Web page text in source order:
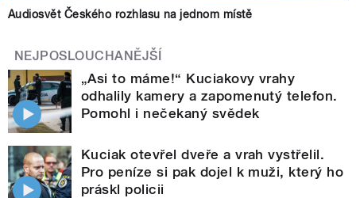
Audiosvět Českého rozhlasu na jednom místě
NEJPOSLOUCHANĚJŠÍ
„Asi to máme!“ Kuciakovy vrahy
odhalily kamery a zapomenutý telefon.
Pomohl i nečekaný svědek
Kuciak otevřel dveře a vrah vystřelil.
Pro peníze si pak dojel k muži, který ho
práskl policii